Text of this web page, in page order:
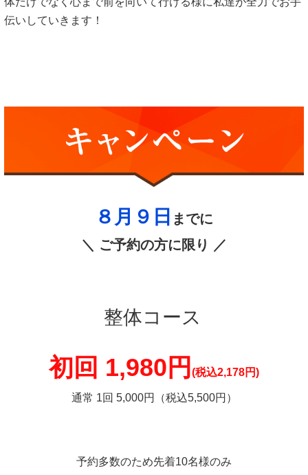
伝いしていきます！
８月９日 までに
＼ ご予約の方に限り ／
整体コース
初回 1,980円 (税込2,178円)
通常 1回 5,000円（税込5,500円）
予約多数のため先着10名様のみ